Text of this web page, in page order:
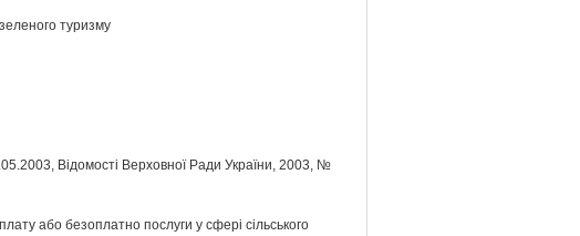
туризму
Відомості Верховної Ради України, 2003, №
або безоплатно послуги у сфері сільського